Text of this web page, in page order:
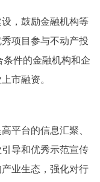
，鼓励金融机构等
项目参与不动产投
条件的金融机构和企
市融资。
平台的信息汇聚、
导和优秀示范宣传
业生态，强化对行